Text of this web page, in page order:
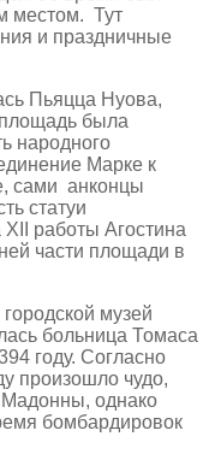
местом. Тут
и праздничные
Пьяцца Нуова,
была
народного
Марке к
сами анконцы
статуи
работы Агостина
части площади в
музей
больница Томаса
году. Согласно
произошло чудо,
Мадонны, однако
бомбардировок